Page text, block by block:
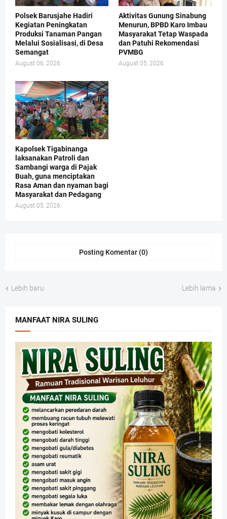
Polsek Barusjahe Hadiri
Kegiatan Peningkatan
Produksi Tanaman Pangan
Melalui Sosialisasi, di Desa
Semangat
August 06, 2026
Aktivitas Gunung Sinabung
Menurun, BPBD Karo Imbau
Masyarakat Tetap Waspada
dan Patuhi Rekomendasi
PVMBG
August 05, 2026
Kapolsek Tigabinanga
laksanakan Patroli dan
Sambangi warga di Pajak
Buah, guna menciptakan
Rasa Aman dan nyaman bagi
Masyarakat dan Pedagang
August 05, 2026
Posting Komentar (0)
Lebih baru Lebih lama
MANFAAT NIRA SULING